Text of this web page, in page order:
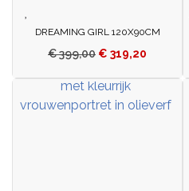
DREAMING GIRL 120X90CM
€399,00 € 319,20